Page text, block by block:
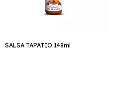
SALSA TAPATIO 148ml